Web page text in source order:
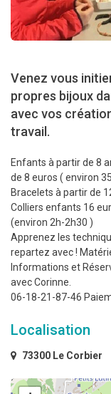
Venez vous
propres bijoux
avec vos
travail.
Enfants à partir de 8
de 8 euros ( environ
Bracelets à partir de
Colliers enfants 16
(environ 2h-2h30 )
Apprenez les
repartez avec !
Informations et
avec Corinne.
06-18-21-87-46
Localisation
73300 Le Corbier